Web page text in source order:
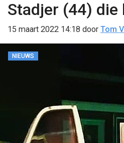
Stadjer (44)
15 maart 2022 14:18 door Tom
NIEUWS